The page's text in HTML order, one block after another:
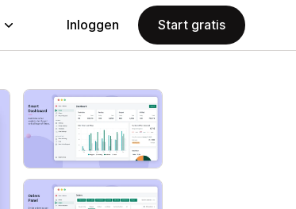
Inloggen Start gratis